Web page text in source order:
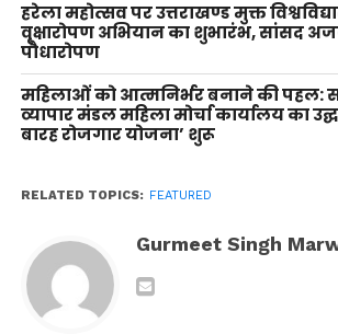
हरेला महोत्सव पर उत्तराखण्ड मुक्त
वृक्षारोपण अभियान का शुभारंभ, सांसद
पौधारोपण
महिलाओं को आत्मनिर्भर बनाने की पहल:
व्यापार मंडल महिला मोर्चा कार्यालय का
बारह रोजगार योजना’ शुरू
RELATED TOPICS: FEATURED
Gurmeet Singh